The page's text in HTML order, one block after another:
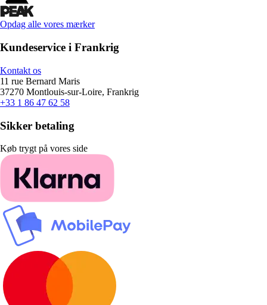
Opdag alle vores mærker
Kundeservice i Frankrig
Kontakt os
11 rue Bernard Maris
37270 Montlouis-sur-Loire, Frankrig
+33 1 86 47 62 58
Sikker betaling
Køb trygt på vores side